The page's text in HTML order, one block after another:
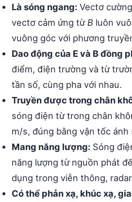
Là sóng ngang: Vectơ
vectơ cảm ứng từ B luôn
vuông góc với phương
Dao động của E và B đồng
điểm, điện trường và từ
tần số, cùng pha với nhau.
Truyền được trong chân
sóng điện từ trong chân
m/s, đúng bằng vận tốc ánh
Mang năng lượng: Sóng
năng lượng từ nguồn phát
dụng trong viễn thông,
Có thể phản xạ, khúc xạ,